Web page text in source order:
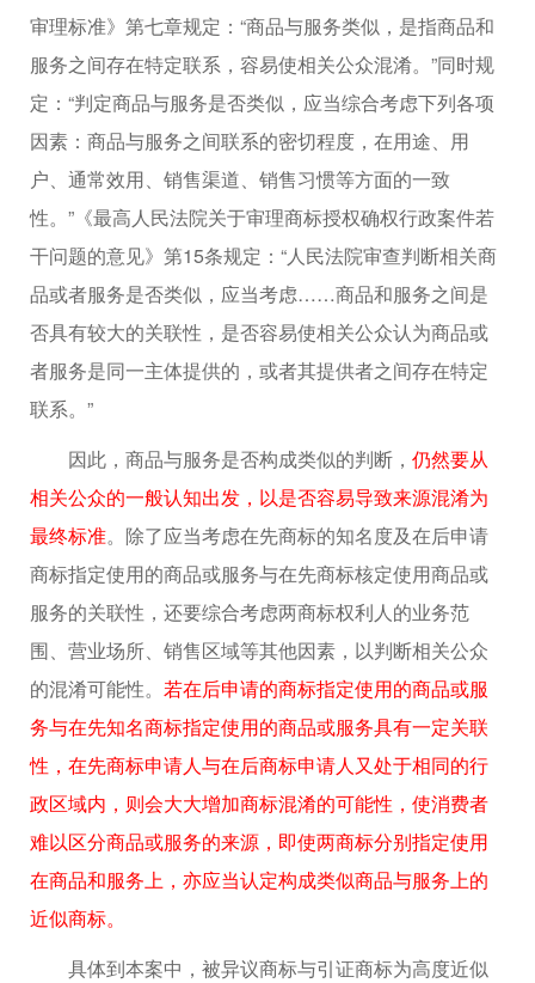
审理标准》第七章规定：“商品与服务类似，是指商品和
服务之间存在特定联系，容易使相关公众混淆。”同时规
定：“判定商品与服务是否类似，应当综合考虑下列各项
因素：商品与服务之间联系的密切程度，在用途、用
户、通常效用、销售渠道、销售习惯等方面的一致
性。”《最高人民法院关于审理商标授权确权行政案件若
干问题的意见》第15条规定：“人民法院审查判断相关商
品或者服务是否类似，应当考虑……商品和服务之间是
否具有较大的关联性，是否容易使相关公众认为商品或
者服务是同一主体提供的，或者其提供者之间存在特定
联系。”
因此，商品与服务是否构成类似的判断， 仍然要从
相关公众的一般认知出发，以是否容易导致来源混淆为
最终标准。除了应当考虑在先商标的知名度及在后申请
商标指定使用的商品或服务与在先商标核定使用商品或
服务的关联性，还要综合考虑两商标权利人的业务范
围、营业场所、销售区域等其他因素，以判断相关公众
的混淆可能性。 若在后申请的商标指定使用的商品或服
务与在先知名商标指定使用的商品或服务具有一定关联
性，在先商标申请人与在后商标申请人又处于相同的行
政区域内，则会大大增加商标混淆的可能性，使消费者
难以区分商品或服务的来源，即使两商标分别指定使用
在商品和服务上，亦应当认定构成类似商品与服务上的
近似商标。
具体到本案中，被异议商标与引证商标为高度近似